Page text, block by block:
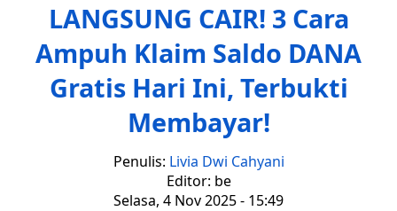
LANGSUNG CAIR! 3 Cara
Ampuh Klaim Saldo DANA
Gratis Hari Ini, Terbukti
Membayar!
Penulis: Livia Dwi Cahyani
Editor: be
Selasa, 4 Nov 2025 - 15:49